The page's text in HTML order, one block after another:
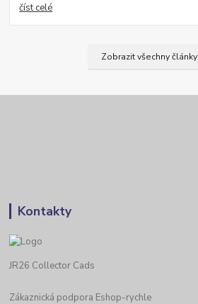
číst celé
Zobrazit všechny články
Kontakty
JR26 Collector Cads
Zákaznická podpora Eshop-rychle